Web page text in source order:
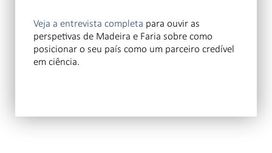
Veja a entrevista completa para ouvir as
perspetivas de Madeira e Faria sobre como
posicionar o seu país como um parceiro credível
em ciência.